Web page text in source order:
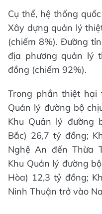
Cụ thể, hệ thống
Xây dựng quản lý
(chiếm 8%). Đường
địa phương quản lý
đồng (chiếm 92%).
Trong phần thiệt hại
Quản lý đường bộ
Khu Quản lý đường
Bắc) 26,7 tỷ đồng;
Nghệ An đến Thừa
Khu Quản lý đường
Hòa) 12,3 tỷ đồng;
Ninh Thuận trở vào